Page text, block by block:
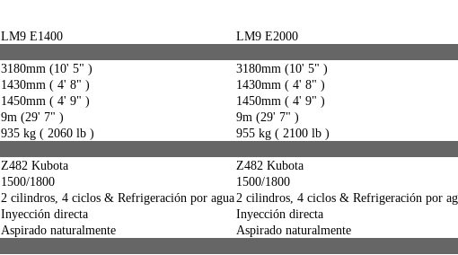
LM9 E1400
LM9 E2000
3180mm (10' 5" )
3180mm (10' 5" )
1430mm ( 4' 8" )
1430mm ( 4' 8" )
1450mm ( 4' 9" )
1450mm ( 4' 9" )
9m (29' 7" )
9m (29' 7" )
935 kg ( 2060 lb )
955 kg ( 2100 lb )
Z482 Kubota
Z482 Kubota
1500/1800
1500/1800
2 cilindros, 4 ciclos & Refrigeración por agua2 cilindros, 4 ciclos & Refrigeración por
Inyección directa
Inyección directa
Aspirado naturalmente
Aspirado naturalmente